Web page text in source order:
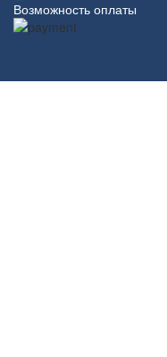
Возможность оплаты